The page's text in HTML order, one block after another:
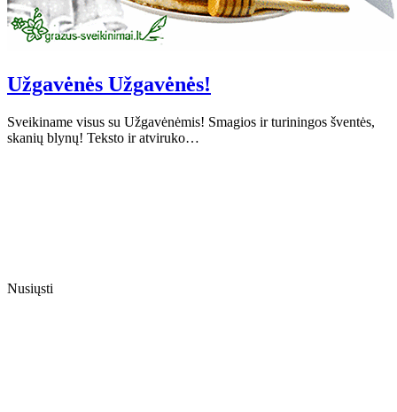
Užgavėnės Užgavėnės!
Sveikiname visus su Užgavėnėmis! Smagios ir turiningos šventės,
skanių blynų! Teksto ir atviruko…
Nusiųsti